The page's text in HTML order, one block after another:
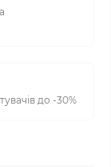
до -30%